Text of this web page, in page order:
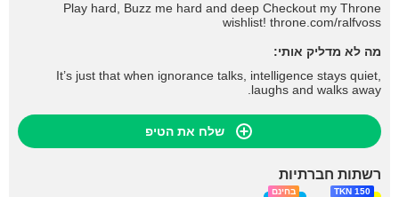
Play hard, Buzz me hard and deep Checkout my Throne
wishlist! throne.com/ralfvoss
מה לא מדליק אותי:
It’s just that when ignorance talks, intelligence stays quiet,
laughs and walks away.
שלח את הטיפ
רשתות חברתיות
150 TKN בחינם